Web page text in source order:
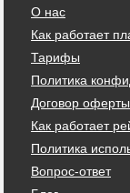
О нас
Как работает
Тарифы
Политика
Договор оферты
Как работает
Политика
Вопрос-ответ